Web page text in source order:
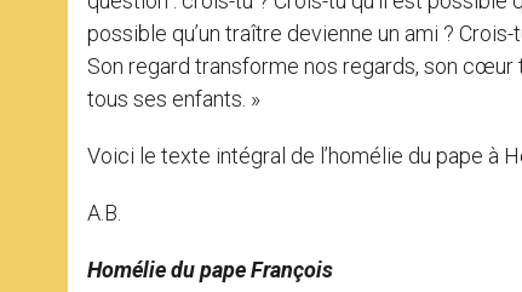
possible qu’un traître devienne un ami ?
Son regard transforme nos regards, son
tous ses enfants. »
Voici le texte intégral de l’homélie du pape à
A.B.
Homélie du pape François